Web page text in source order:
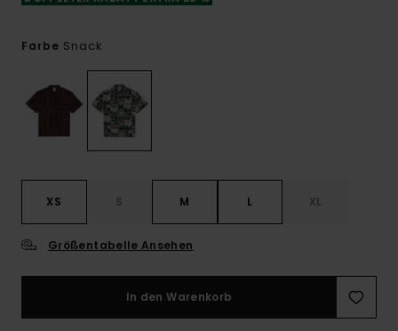
Farbe Snack
XS S M L XL
Größentabelle Ansehen
In den Warenkorb